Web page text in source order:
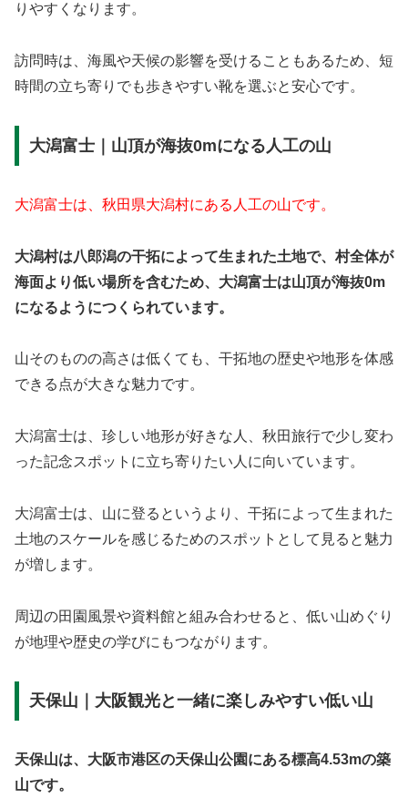
りやすくなります。
訪問時は、海風や天候の影響を受けることもあるため、短
時間の立ち寄りでも歩きやすい靴を選ぶと安心です。
大潟富士｜山頂が海抜0mになる人工の山
大潟富士は、秋田県大潟村にある人工の山です。
大潟村は八郎潟の干拓によって生まれた土地で、村全体が
海面より低い場所を含むため、大潟富士は山頂が海抜0m
になるようにつくられています。
山そのものの高さは低くても、干拓地の歴史や地形を体感
できる点が大きな魅力です。
大潟富士は、珍しい地形が好きな人、秋田旅行で少し変わ
った記念スポットに立ち寄りたい人に向いています。
大潟富士は、山に登るというより、干拓によって生まれた
土地のスケールを感じるためのスポットとして見ると魅力
が増します。
周辺の田園風景や資料館と組み合わせると、低い山めぐり
が地理や歴史の学びにもつながります。
天保山｜大阪観光と一緒に楽しみやすい低い山
天保山は、大阪市港区の天保山公園にある標高4.53mの築
山です。